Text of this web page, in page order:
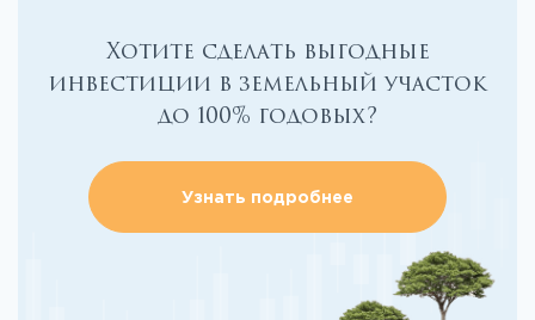
Хотите сделать выгодные
инвестиции в земельный участок
до 100% годовых?
Узнать подробнее